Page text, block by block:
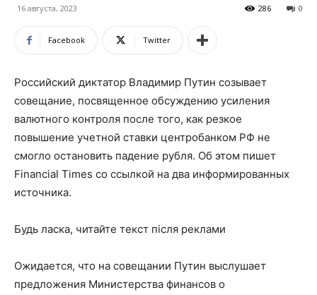
16 августа, 2023 0
286
Facebook Twitter
Российский диктатор Владимир Путин созывает
совещание, посвященное обсуждению усиления
валютного контроля после того, как резкое
повышение учетной ставки центробанком РФ не
смогло остановить падение рубля. Об этом пишет
Financial Times со ссылкой на два информированных
источника.
Будь ласка, читайте текст після реклами
Ожидается, что на совещании Путин выслушает
предложения Министерства финансов о